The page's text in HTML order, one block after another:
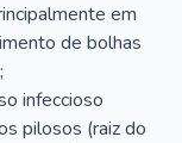
em
de bolhas
infeccioso
pilosos (raiz do